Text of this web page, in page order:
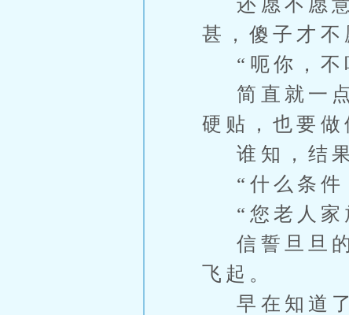
甚，傻子才不
“呃你，不
简直就一点
硬贴，也要做
谁知，结果
“什么条件
“您老人家
信誓旦旦的
飞起。
早在知道了